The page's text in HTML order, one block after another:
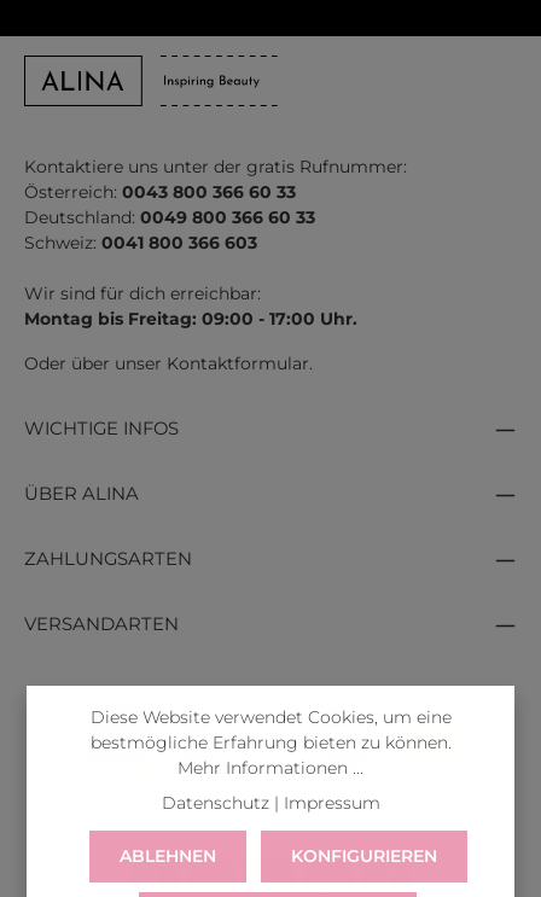
Kontaktiere uns unter der gratis Rufnummer:
Österreich: 0043 800 366 60 33
Deutschland: 0049 800 366 60 33
Schweiz: 0041 800 366 603
Wir sind für dich erreichbar:
Montag bis Freitag: 09:00 - 17:00 Uhr.
Oder über unser Kontaktformular.
WICHTIGE INFOS
ÜBER ALINA
ZAHLUNGSARTEN
VERSANDARTEN
Diese Website verwendet Cookies, um eine
bestmögliche Erfahrung bieten zu können.
Mehr Informationen ...
Datenschutz| Impressum
ABLEHNEN KONFIGURIEREN